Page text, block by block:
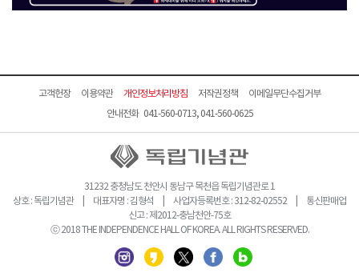
고객헌장 이용약관 개인정보처리방침 저작권정책
이메일무단수집거부
안내전화 041-560-0713, 041-560-0625
31232 충청남도 천안시 동남구 목천읍 독립기념관로 1
상호 : 독립기념관 | 대표자명 : 김형석 | 사업자등록번호 : 312-82-02552 | 통신판매업
신고 : 제2012-충남천안-75호
ⓒ 2018 THE INDEPENDENCE HALL OF KOREA. ALL RIGHTS RESERVED.